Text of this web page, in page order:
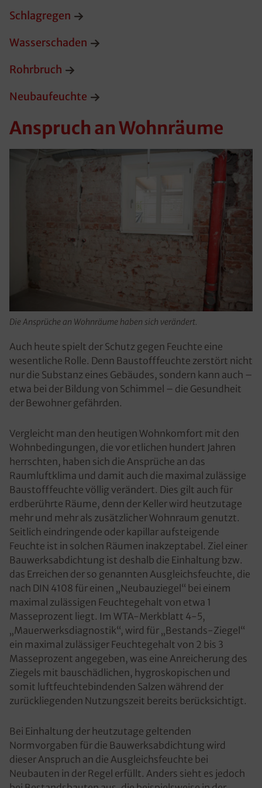
Schlagregen
Wasserschaden
Rohrbruch
Neubaufeuchte
Anspruch an Wohnräume
Die Ansprüche an Wohnräume haben sich verändert.
Auch heute spielt der Schutz gegen Feuchte eine
wesentliche Rolle. Denn Baustofffeuchte zerstört nicht
nur die Substanz eines Gebäudes, sondern kann auch –
etwa bei der Bildung von Schimmel – die Gesundheit
der Bewohner gefährden.
Vergleicht man den heutigen Wohnkomfort mit den
Wohnbedingungen, die vor etlichen hundert Jahren
herrschten, haben sich die Ansprüche an das
Raumluftklima und damit auch die maximal zulässige
Baustofffeuchte völlig verändert. Dies gilt auch für
erdberührte Räume, denn der Keller wird heutzutage
mehr und mehr als zusätzlicher Wohnraum genutzt.
Seitlich eindringende oder kapillar aufsteigende
Feuchte ist in solchen Räumen inakzeptabel. Ziel einer
Bauwerksabdichtung ist deshalb die Einhaltung bzw.
das Erreichen der so genannten Ausgleichsfeuchte, die
nach DIN 4108 für einen „Neubauziegel“ bei einem
maximal zulässigen Feuchtegehalt von etwa 1
Masseprozent liegt. Im WTA-Merkblatt 4-5,
„Mauerwerksdiagnostik“, wird für „Bestands-Ziegel“
ein maximal zulässiger Feuchtegehalt von 2 bis 3
Masseprozent angegeben, was eine Anreicherung des
Ziegels mit bauschädlichen, hygroskopischen und
somit luftfeuchtebindenden Salzen während der
zurückliegenden Nutzungszeit bereits berücksichtigt.
Bei Einhaltung der heutzutage geltenden
Normvorgaben für die Bauwerksabdichtung wird
dieser Anspruch an die Ausgleichsfeuchte bei
Neubauten in der Regel erfüllt. Anders sieht es jedoch